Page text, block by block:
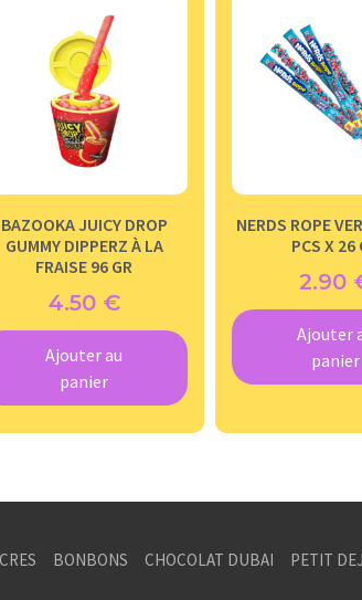
BAZOOKA JUICY DROP
GUMMY DIPPERZ À LA
FRAISE 96 GR
4.50 €
Ajouter au
panier
NERDS ROPE
PCS X 26
2.90
Ajouter
panier
BONBONS CHOCOLAT DUBAI PETIT DEJ